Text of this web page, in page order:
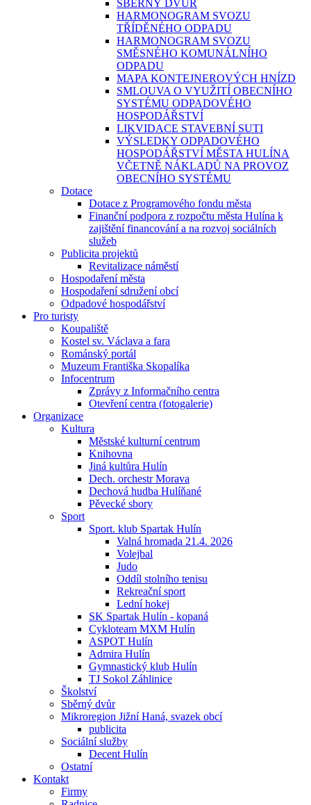
SBĚRNÝ DVŮR
HARMONOGRAM SVOZU
TŘÍDĚNÉHO ODPADU
HARMONOGRAM SVOZU
SMĚSNÉHO KOMUNÁLNÍHO
ODPADU
MAPA KONTEJNEROVÝCH HNÍZD
SMLOUVA O VYUŽITÍ OBECNÍHO
SYSTÉMU ODPADOVÉHO
HOSPODÁŘSTVÍ
LIKVIDACE STAVEBNÍ SUTI
VÝSLEDKY ODPADOVÉHO
HOSPODÁŘSTVÍ MĚSTA HULÍNA
VČETNĚ NÁKLADŮ NA PROVOZ
OBECNÍHO SYSTÉMU
Dotace
Dotace z Programového fondu města
Finanční podpora z rozpočtu města Hulína k
zajištění financování a na rozvoj sociálních
služeb
Publicita projektů
Revitalizace náměstí
Hospodaření města
Hospodaření sdružení obcí
Odpadové hospodářství
Pro turisty
Koupaliště
Kostel sv. Václava a fara
Románský portál
Muzeum Františka Skopalíka
Infocentrum
Zprávy z Informačního centra
Otevření centra (fotogalerie)
Organizace
Kultura
Městské kulturní centrum
Knihovna
Jiná kultůra Hulín
Dech. orchestr Morava
Dechová hudba Hulíňané
Pěvecké sbory
Sport
Sport. klub Spartak Hulín
Valná hromada 21.4. 2026
Volejbal
Judo
Oddíl stolního tenisu
Rekreační sport
Lední hokej
SK Spartak Hulín - kopaná
Cykloteam MXM Hulín
ASPOT Hulín
Admira Hulín
Gymnastický klub Hulín
TJ Sokol Záhlinice
Školství
Sběrný dvůr
Mikroregion Jižní Haná, svazek obcí
publicita
Sociální služby
Decent Hulín
Ostatní
Kontakt
Firmy